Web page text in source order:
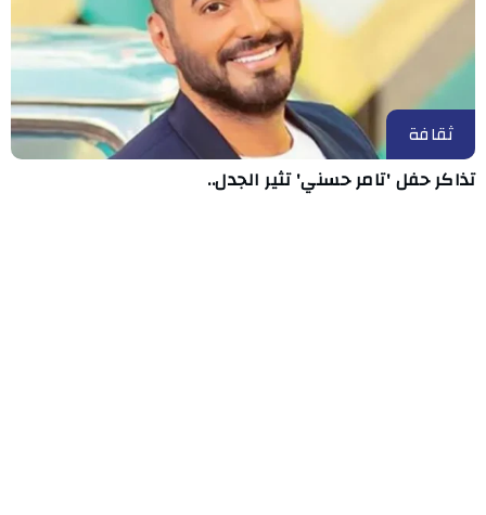
ثقافة
تذاكر حفل 'تامر حسني' تثير الجدل..